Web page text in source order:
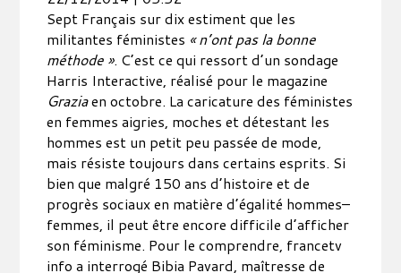
Sept Français sur dix estiment que les
militantes féministes « n’ont pas la bonne
méthode ». C’est ce qui ressort d’un sondage
Harris Interactive, réalisé pour le magazine
Graziaen octobre. La caricature des féministes
en femmes aigries, moches et détestant les
hommes est un petit peu passée de mode,
mais résiste toujours dans certains esprits. Si
bien que malgré 150 ans d’histoire et de
progrès sociaux en matière d’égalité hommes–
femmes, il peut être encore difficile d’afficher
son féminisme. Pour le comprendre, francetv
info a interrogé Bibia Pavard, maîtresse de